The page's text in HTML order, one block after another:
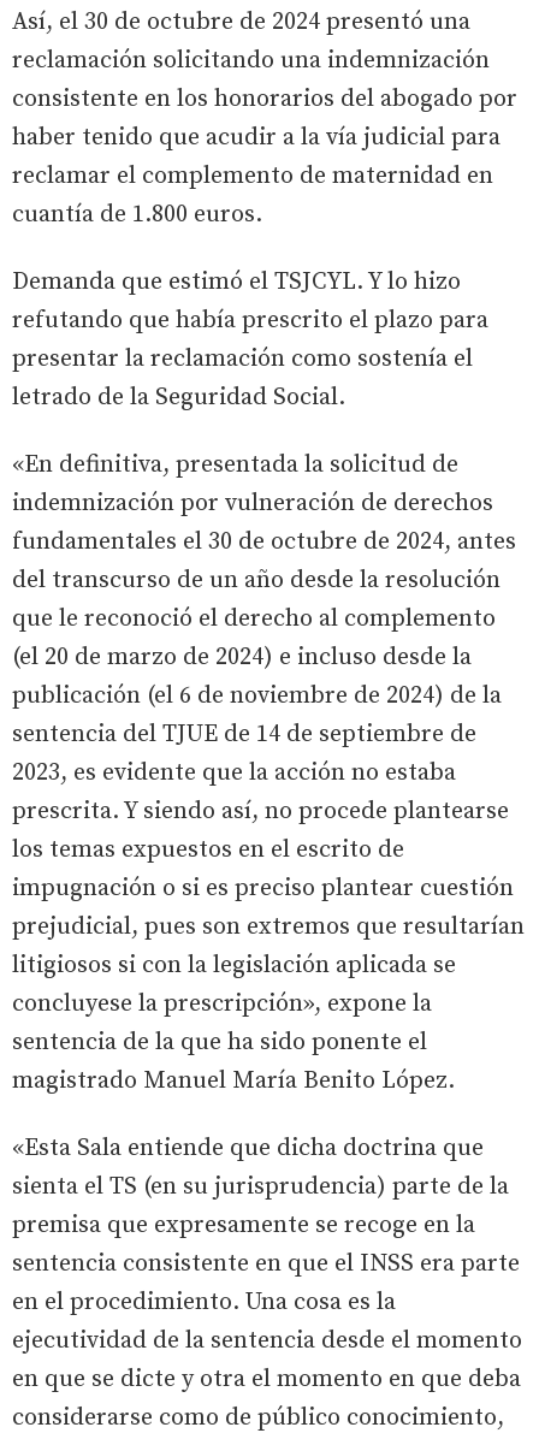
Así, el 30 de octubre de 2024 presentó una
reclamación solicitando una indemnización
consistente en los honorarios del abogado por
haber tenido que acudir a la vía judicial para
reclamar el complemento de maternidad en
cuantía de 1.800 euros.
Demanda que estimó el TSJCYL. Y lo hizo
refutando que había prescrito el plazo para
presentar la reclamación como sostenía el
letrado de la Seguridad Social.
«En definitiva, presentada la solicitud de
indemnización por vulneración de derechos
fundamentales el 30 de octubre de 2024, antes
del transcurso de un año desde la resolución
que le reconoció el derecho al complemento
(el 20 de marzo de 2024) e incluso desde la
publicación (el 6 de noviembre de 2024) de la
sentencia del TJUE de 14 de septiembre de
2023, es evidente que la acción no estaba
prescrita. Y siendo así, no procede plantearse
los temas expuestos en el escrito de
impugnación o si es preciso plantear cuestión
prejudicial, pues son extremos que resultarían
litigiosos si con la legislación aplicada se
concluyese la prescripción», expone la
sentencia de la que ha sido ponente el
magistrado Manuel María Benito López.
«Esta Sala entiende que dicha doctrina que
sienta el TS (en su jurisprudencia) parte de la
premisa que expresamente se recoge en la
sentencia consistente en que el INSS era parte
en el procedimiento. Una cosa es la
ejecutividad de la sentencia desde el momento
en que se dicte y otra el momento en que deba
considerarse como de público conocimiento,